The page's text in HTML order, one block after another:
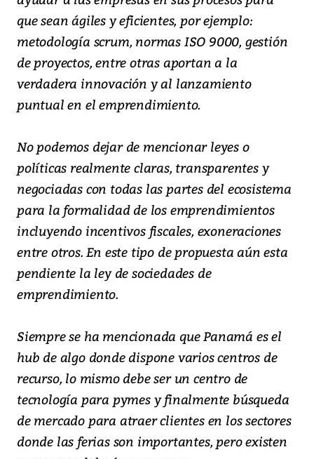
que sean ágiles y eficientes, por ejemplo:
metodología scrum, normas ISO 9000, gestión
de proyectos, entre otras aportan a la
verdadera innovación y al lanzamiento
puntual en el emprendimiento.
No podemos dejar de mencionar leyes o
políticas realmente claras, transparentes y
negociadas con todas las partes del ecosistema
para la formalidad de los emprendimientos
incluyendo incentivos fiscales, exoneraciones
entre otros. En este tipo de propuesta aún esta
pendiente la ley de sociedades de
emprendimiento.
Siempre se ha mencionada que Panamá es el
hub de algo donde dispone varios centros de
recurso, lo mismo debe ser un centro de
tecnología para pymes y finalmente búsqueda
de mercado para atraer clientes en los sectores
donde las ferias son importantes, pero existen